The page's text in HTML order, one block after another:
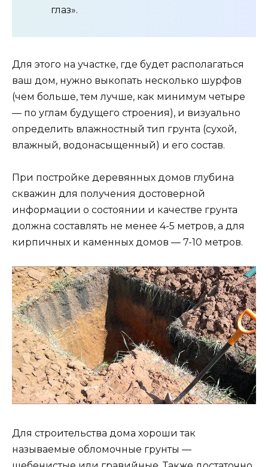
глаз».
Для этого на участке, где будет располагаться
ваш дом, нужно выкопать несколько шурфов
(чем больше, тем лучше, как минимум четыре
— по углам будущего строения), и визуально
определить влажностный тип грунта (сухой,
влажный, водонасыщенный) и его состав.
При постройке деревянных домов глубина
скважин для получения достоверной
информации о состоянии и качестве грунта
должна составлять не менее 4-5 метров, а для
кирпичных и каменных домов — 7-10 метров.
Для строительства дома хороши так
называемые обломочные грунты —